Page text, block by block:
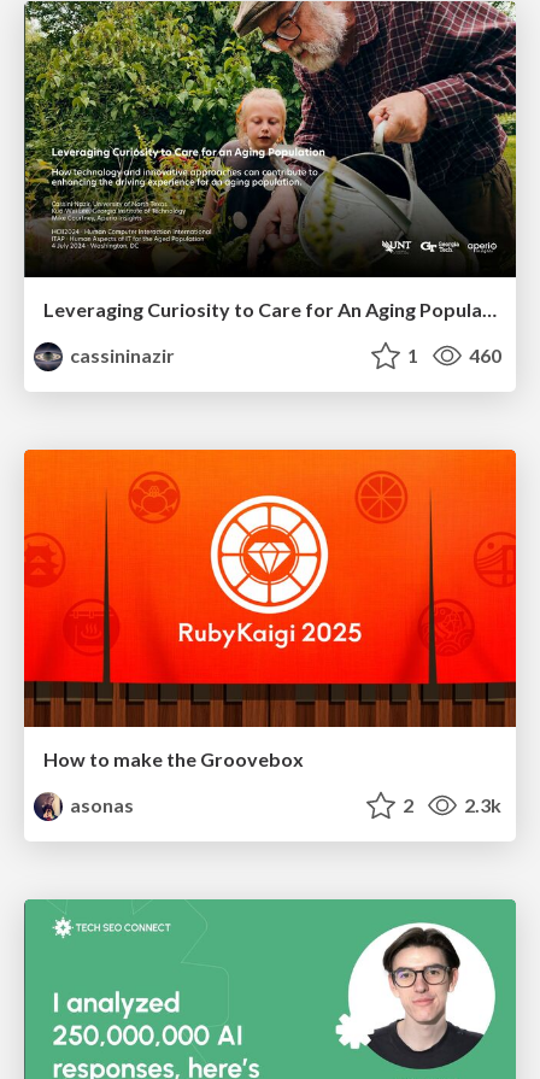
Leveraging Curiosity to Care for An Aging Population
cassininazir
1 460
How to make the Groovebox
asonas
2 2.3k